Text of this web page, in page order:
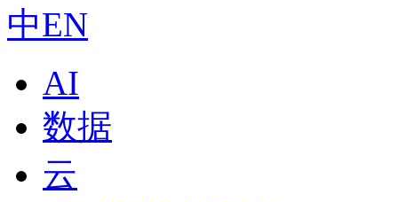
中EN
AI
数据
云